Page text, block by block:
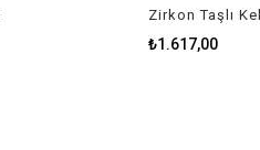
Zirkon Taşlı
₺1.617,00